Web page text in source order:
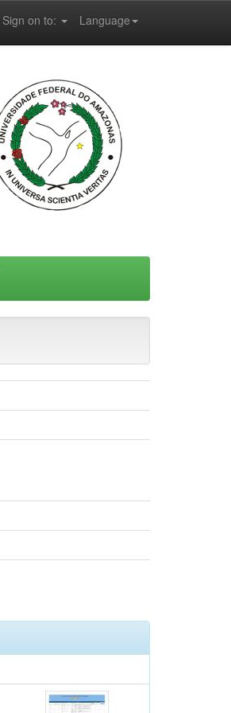
Language
Sign on to: